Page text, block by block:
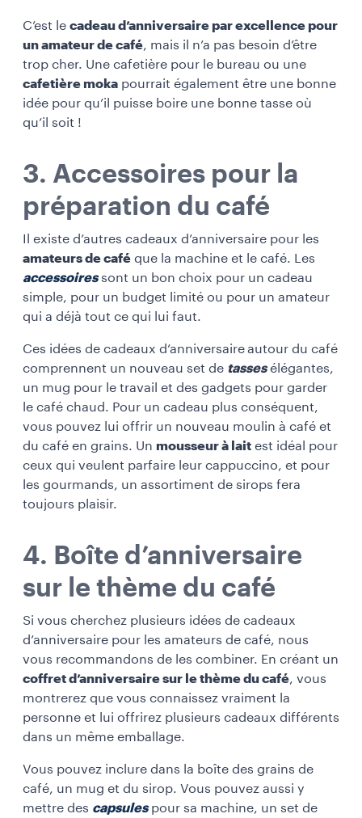
C’est le cadeau d’anniversaire par excellence pour
un amateur de café, mais il n’a pas besoin d’être
trop cher. Une cafetière pour le bureau ou une
cafetière moka pourrait également être une bonne
idée pour qu’il puisse boire une bonne tasse où
qu’il soit !
3. Accessoires pour la
préparation du café
Il existe d’autres cadeaux d’anniversaire pour les
amateurs de café que la machine et le café. Les
accessoires sont un bon choix pour un cadeau
simple, pour un budget limité ou pour un amateur
qui a déjà tout ce qui lui faut.
Ces idées de cadeaux d’anniversaireautour du café
comprennent un nouveau set de tasses élégantes,
un mug pour le travail et des gadgets pour garder
le café chaud. Pour un cadeau plus conséquent,
vous pouvez lui offrir un nouveau moulin à café et
du café en grains. Un mousseur à lait est idéal pour
ceux qui veulent parfaire leur cappuccino, et pour
les gourmands, un assortiment de sirops fera
toujours plaisir.
4. Boîte d’anniversaire
sur le thème du café
Si vous cherchez plusieurs idées de cadeaux
d’anniversaire pour les amateurs de café, nous
vous recommandons de les combiner. En créant un
coffret d’anniversaire sur le thème du café, vous
montrerez que vous connaissez vraiment la
personne et lui offrirez plusieurs cadeaux différents
dans un même emballage.
Vous pouvez inclure dans la boîte des grains de
café, un mug et du sirop. Vous pouvez aussi y
mettre des capsulespour sa machine, un set de